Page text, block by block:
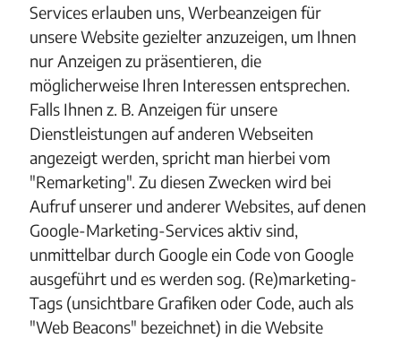
Services erlauben uns, Werbeanzeigen für
unsere Website gezielter anzuzeigen, um Ihnen
nur Anzeigen zu präsentieren, die
möglicherweise Ihren Interessen entsprechen.
Falls Ihnen z. B. Anzeigen für unsere
Dienstleistungen auf anderen Webseiten
angezeigt werden, spricht man hierbei vom
"Remarketing". Zu diesen Zwecken wird bei
Aufruf unserer und anderer Websites, auf denen
Google-Marketing-Services aktiv sind,
unmittelbar durch Google ein Code von Google
ausgeführt und es werden sog. (Re)marketing-
Tags (unsichtbare Grafiken oder Code, auch als
"Web Beacons" bezeichnet) in die Website